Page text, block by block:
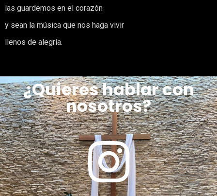
las guardemos en el corazón
y sean la música que nos haga vivir
llenos de alegría.
¿Quieres hablar con
nosotros?